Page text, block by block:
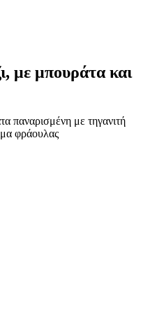
με μπουράτα και
παναρισμένη με τηγανιτή
φράουλας